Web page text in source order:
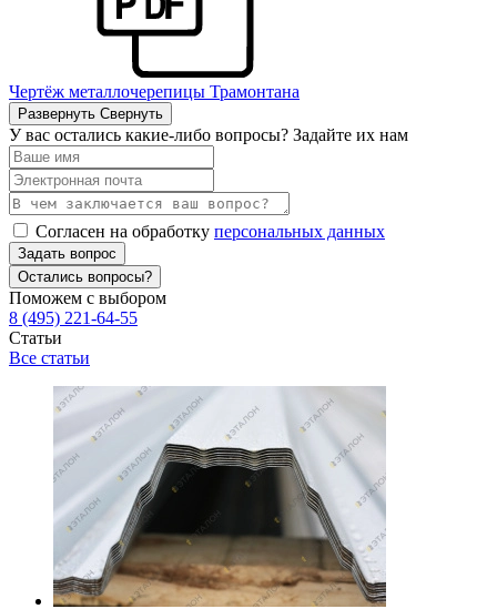
Чертёж металлочерепицы Трамонтана
Развернуть Свернуть
У вас остались какие-либо вопросы? Задайте их нам
Согласен на обработку персональных данных
Задать вопрос
Остались вопросы?
Поможем с выбором
8 (495) 221-64-55
Статьи
Все статьи